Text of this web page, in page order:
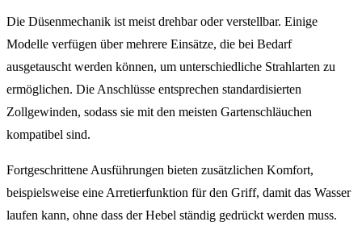
Die Düsenmechanik ist meist drehbar oder verstellbar. Einige
Modelle verfügen über mehrere Einsätze, die bei Bedarf
ausgetauscht werden können, um unterschiedliche Strahlarten zu
ermöglichen. Die Anschlüsse entsprechen standardisierten
Zollgewinden, sodass sie mit den meisten Gartenschläuchen
kompatibel sind.
Fortgeschrittene Ausführungen bieten zusätzlichen Komfort,
beispielsweise eine Arretierfunktion für den Griff, damit das Wasser
laufen kann, ohne dass der Hebel ständig gedrückt werden muss.